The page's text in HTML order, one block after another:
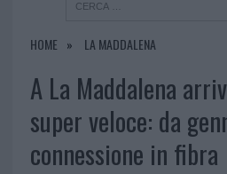
HOME LA MADDALENA
A La Maddalena
super veloce: da
connessione in fibra